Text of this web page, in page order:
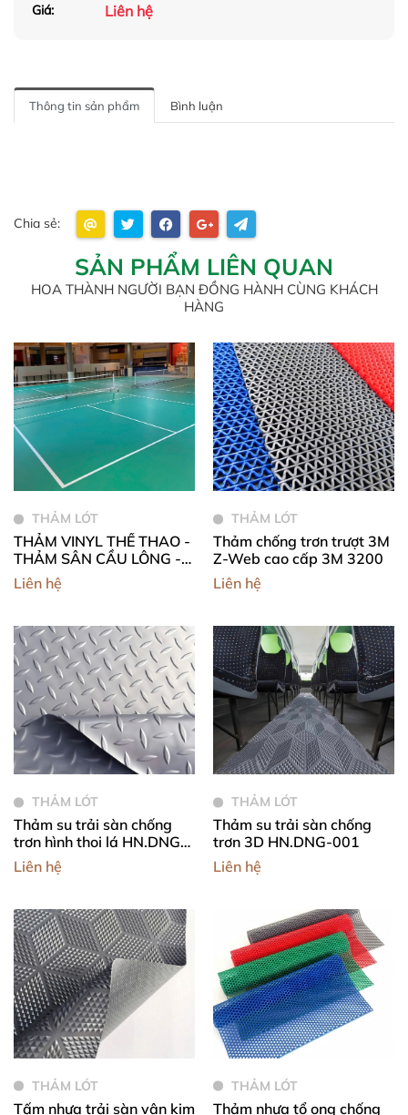
Giá: Liên hệ
Thông tin sản phẩm Bình luận
Chia sẻ:
SẢN PHẨM LIÊN QUAN
HOA THÀNH NGƯỜI BẠN ĐỒNG HÀNH CÙNG KHÁCH
HÀNG
THẢM LÓT
THẢM VINYL THỂ THAO -
THẢM SÂN CẦU LÔNG -
THẢM SÂN ĐA NĂNG -
THẢM SÂN PICKLEBALL
Liên hệ
THẢM LÓT
Thảm chống trơn trượt 3M
Z-Web cao cấp 3M 3200
Liên hệ
THẢM LÓT
Thảm su trải sàn chống
trơn hình thoi lá HN.DNG-
002
Liên hệ
THẢM LÓT
Thảm su trải sàn chống
trơn 3D HN.DNG-001
Liên hệ
THẢM LÓT
Tấm nhựa trải sàn vân kim
THẢM LÓT
Thảm nhựa tổ ong chống